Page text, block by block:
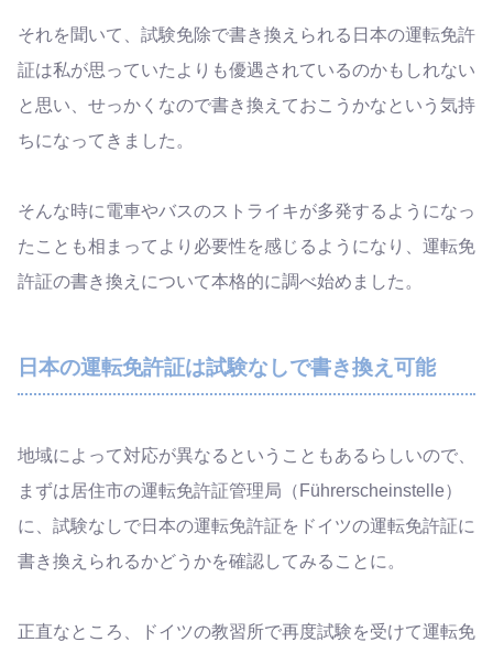
それを聞いて、試験免除で書き換えられる日本の運転免許
証は私が思っていたよりも優遇されているのかもしれない
と思い、せっかくなので書き換えておこうかなという気持
ちになってきました。
そんな時に電車やバスのストライキが多発するようになっ
たことも相まってより必要性を感じるようになり、運転免
許証の書き換えについて本格的に調べ始めました。
日本の運転免許証は試験なしで書き換え可能
地域によって対応が異なるということもあるらしいので、
まずは居住市の運転免許証管理局（Führerscheinstelle）
に、試験なしで日本の運転免許証をドイツの運転免許証に
書き換えられるかどうかを確認してみることに。
正直なところ、ドイツの教習所で再度試験を受けて運転免